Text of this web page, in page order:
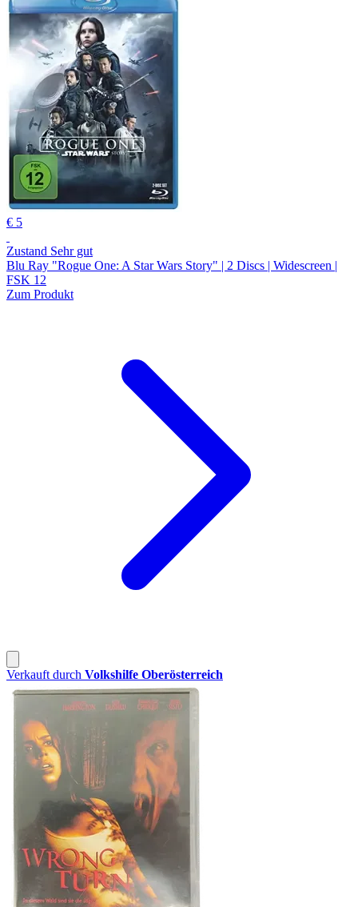
€ 5
Zustand Sehr gut
Blu Ray "Rogue One: A Star Wars Story" | 2 Discs | Widescreen |
FSK 12
Zum Produkt
Verkauft durch Volkshilfe Oberösterreich